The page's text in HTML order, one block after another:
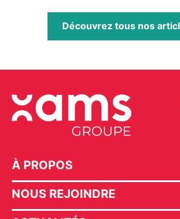
Découvrez tous nos
À PROPOS
NOUS REJOINDRE